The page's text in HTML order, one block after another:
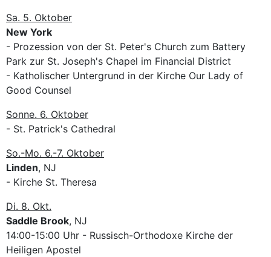
Sa. 5. Oktober
New York
- Prozession von der St. Peter's Church zum Battery
Park zur St. Joseph's Chapel im Financial District
- Katholischer Untergrund in der Kirche Our Lady of
Good Counsel
Sonne. 6. Oktober
- St. Patrick's Cathedral
So.-Mo. 6.-7. Oktober
Linden, NJ
- Kirche St. Theresa
Di. 8. Okt.
Saddle Brook, NJ
14:00-15:00 Uhr - Russisch-Orthodoxe Kirche der
Heiligen Apostel